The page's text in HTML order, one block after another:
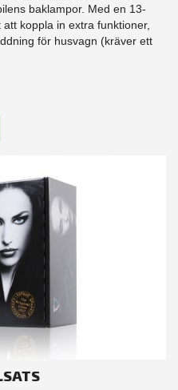
baklampor. Med en 13-
koppla in extra funktioner,
för husvagn (kräver ett